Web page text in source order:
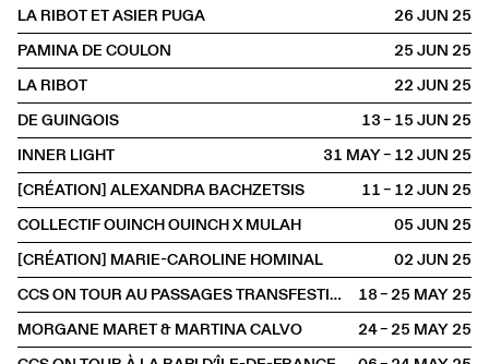
LA RIBOT ET ASIER PUGA
26 JUN2025
PAMINA DE COULON
25 JUN2025
LA RIBOT
22 JUN2025
DE GUINGOIS
13 – 15 JUN2025
INNER LIGHT
31 MAY – 12 JUN2025
[CRÉATION] ALEXANDRA BACHZETSIS
11 – 12 JUN2025
COLLECTIF OUINCH OUINCH X MULAH
05 JUN2025
[CRÉATION] MARIE-CAROLINE HOMINAL
02 JUN2025
CCS ON TOUR AU PASSAGES TRANSFESTIVAL
18 – 25 MAY2025
MORGANE MARET & MARTINA CALVO
24 – 25 MAY2025